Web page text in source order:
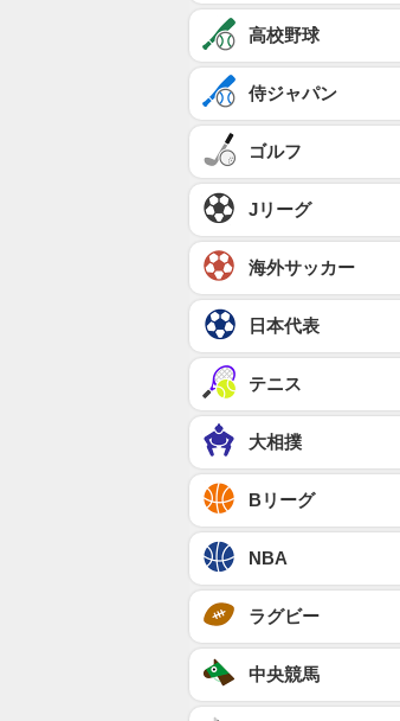
高校野球
侍ジャパン
ゴルフ
Jリーグ
海外サッカー
日本代表
テニス
大相撲
Bリーグ
NBA
ラグビー
中央競馬